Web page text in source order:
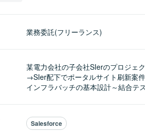
業務委託(フリーランス)
某電力会社の子会社SIerのプロジェ
→SIer配下でポータルサイト刷新案
インフラバッチの基本設計～結合テ
Salesforce